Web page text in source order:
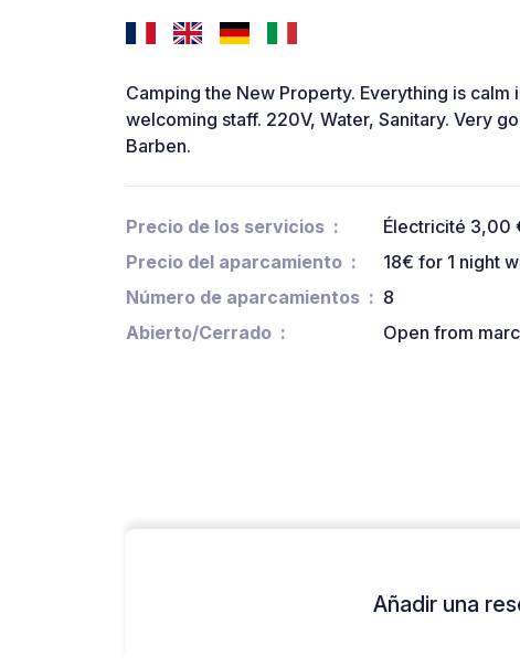
Camping the New Property. Everything is calm
welcoming staff. 220V, Water, Sanitary. Very
Barben.
Precio de los servicios
Électricité 3,00
Precio del aparcamiento
18€ for 1 night
Número de aparcamientos
8
Abierto/Cerrado
Open from
Añadir una